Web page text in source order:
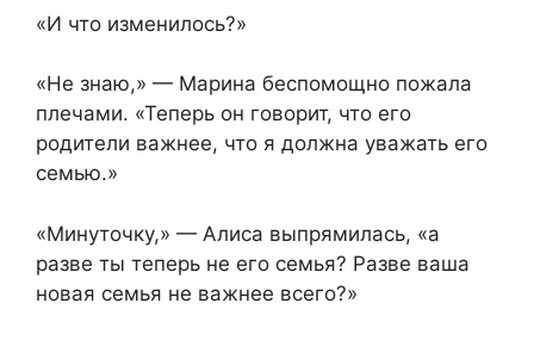
«И что изменилось?»
«Не знаю,» — Марина беспомощно пожала
плечами. «Теперь он говорит, что его
родители важнее, что я должна уважать его
семью.»
«Минуточку,» — Алиса выпрямилась, «а
разве ты теперь не его семья? Разве ваша
новая семья не важнее всего?»